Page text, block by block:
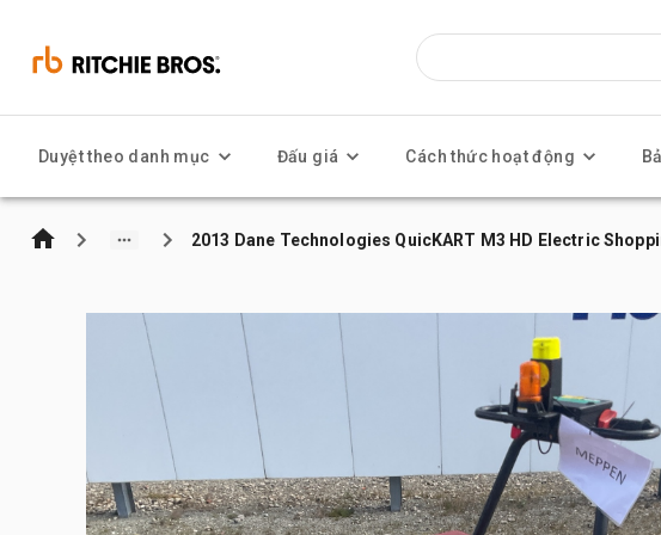
Duyệt theo danh mục Đấu giá Cách thức hoạt động
2013 Dane Technologies QuicKART M3 HD Electric